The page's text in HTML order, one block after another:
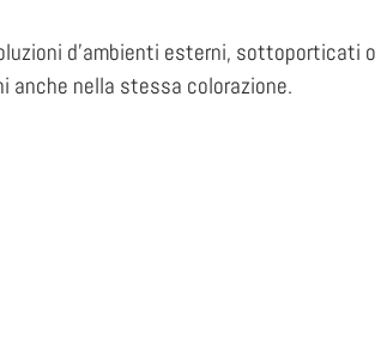
d’ambienti esterni, sottoporticati
anche nella stessa colorazione.